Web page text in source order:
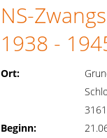
NS-
1938 -
Ort:
Beginn: